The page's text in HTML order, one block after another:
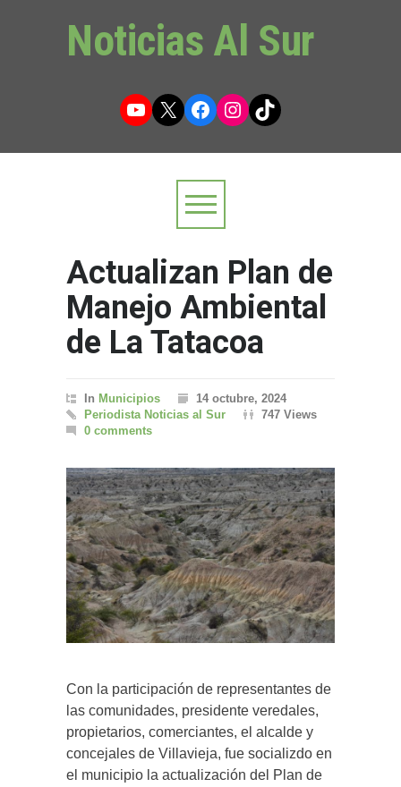
Noticias Al Sur
YouTube
X Facebook
Instagram
TikTok
Actualizan Plan de
Manejo Ambiental
de La Tatacoa
In Municipios
14 octubre, 2024
Periodista Noticias al Sur
747 Views
0 comments
Con la participación de representantes de
las comunidades, presidente veredales,
propietarios, comerciantes, el alcalde y
concejales de Villavieja, fue socializdo en
el municipio la actualización del Plan de